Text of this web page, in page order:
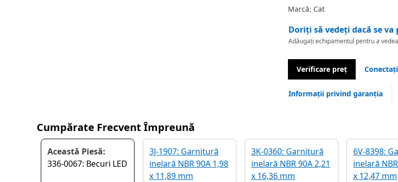
Marcă: Cat
Doriți să vedeți dacă se
Adăugați echipamentul pentru a
Verificare preț
Informații privind garanția
Cumpărate Frecvent Împreună
Această Piesă:
336-0067: Becuri LED
3J-1907: Garnitură
inelară NBR 90A 1,98
x 11,89 mm
3K-0360: Garnitură
inelară NBR 90A 2,21
x 16,36 mm
6V-8398:
inelară
x 12,47 mm